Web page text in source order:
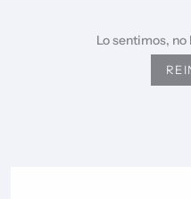
Lo sentimos,